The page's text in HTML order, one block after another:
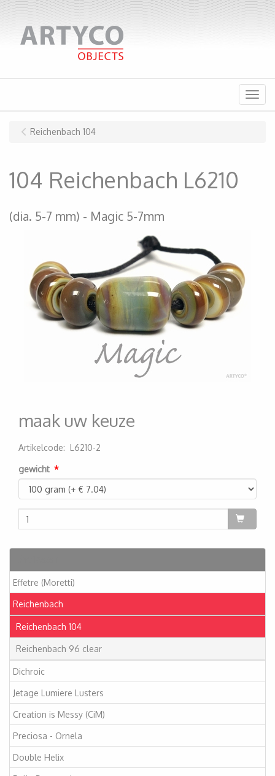
Menu
Effetre (Moretti)
Reichenbach
Reichenbach 104
Reichenbach 96 clear
Dichroic
Jetage Lumiere Lusters
Creation is Messy (CiM)
Preciosa - Ornela
Double Helix
Reichenbach 104
104 Reichenbach L6210
(dia. 5-7 mm) Magic 5-7mm
maak uw keuze
Artikelcode: L6210-2
gewicht